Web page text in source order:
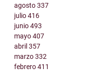
agosto337
julio416
junio493
mayo407
abril357
marzo332
febrero411